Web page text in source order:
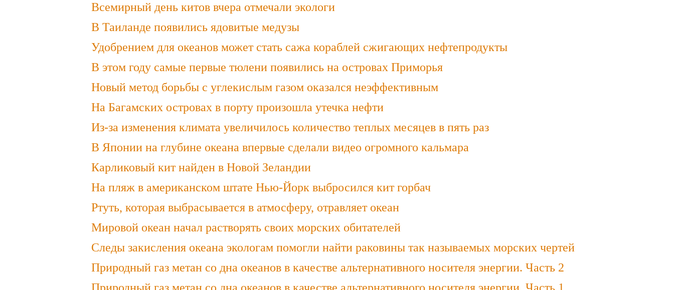
Всемирный день китов вчера отмечали экологи
В Таиланде появились ядовитые медузы
Удобрением для океанов может стать сажа кораблей сжигающих нефтепродукты
В этом году самые первые тюлени появились на островах Приморья
Новый метод борьбы с углекислым газом оказался неэффективным
На Багамских островах в порту произошла утечка нефти
Из-за изменения климата увеличилось количество теплых месяцев в пять раз
В Японии на глубине океана впервые сделали видео огромного кальмара
Карликовый кит найден в Новой Зеландии
На пляж в американском штате Нью-Йорк выбросился кит горбач
Ртуть, которая выбрасывается в атмосферу, отравляет океан
Мировой океан начал растворять своих морских обитателей
Следы закисления океана экологам помогли найти раковины так называемых морских чертей
Природный газ метан со дна океанов в качестве альтернативного носителя энергии. Часть 2